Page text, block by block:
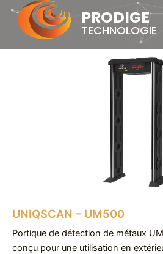
Skip
content
PRODIGE
TECHNOLOGIE
UNIQSCAN – UM500
Portique de détection de métaux
conçu pour une utilisation en